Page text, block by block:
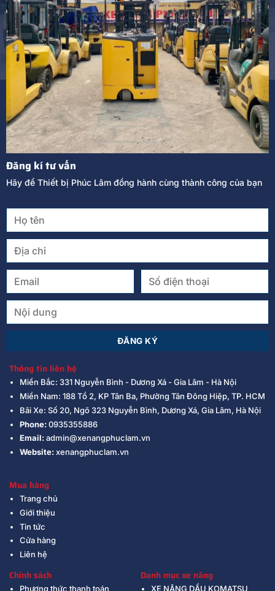
Đăng kí tư vấn
Hãy để Thiết bị Phúc Lâm đồng hành cùng thành công của bạn
Thông tin liên hệ
Miền Bắc: 331 Nguyễn Bình - Dương Xá - Gia Lâm - Hà Nội
Miền Nam: 188 Tổ 2, KP Tân Ba, Phường Tân Đông Hiệp, TP. HCM
Bãi Xe: Số 20, Ngõ 323 Nguyễn Bình, Dương Xá, Gia Lâm, Hà Nội
Phone:0935355886
Email:admin@xenangphuclam.vn
Website:xenangphuclam.vn
Mua hàng
Trang chủ
Giới thiệu
Tin tức
Cửa hàng
Liên hệ
Chính sách
Phương thức thanh toán
Danh mục xe nâng
XE NÂNG DẦU KOMATSU